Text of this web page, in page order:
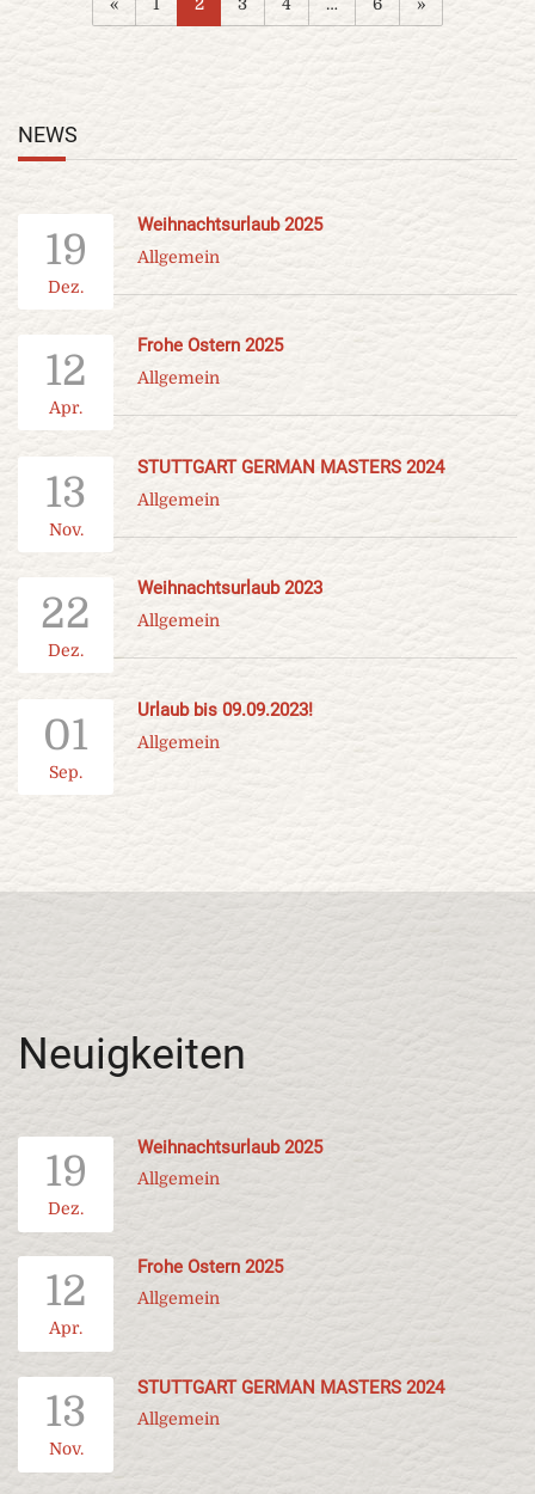
NEWS
19
Dez.
Weihnachtsurlaub 2025
Allgemein
12
Apr.
Frohe Ostern 2025
Allgemein
13
Nov.
STUTTGART GERMAN MASTERS 2024
Allgemein
22
Dez.
Weihnachtsurlaub 2023
Allgemein
01
Sep.
Urlaub bis 09.09.2023!
Allgemein
Neuigkeiten
19
Dez.
Weihnachtsurlaub 2025
Allgemein
12
Apr.
Frohe Ostern 2025
Allgemein
13
Nov.
STUTTGART GERMAN MASTERS 2024
Allgemein